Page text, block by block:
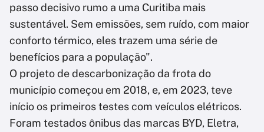
passo decisivo rumo a uma Curitiba mais
sustentável. Sem emissões, sem ruído, com maior
conforto térmico, eles trazem uma série de
benefícios para a população".
O projeto de descarbonização da frota do
município começou em 2018, e, em 2023, teve
início os primeiros testes com veículos elétricos.
Foram testados ônibus das marcas BYD, Eletra,